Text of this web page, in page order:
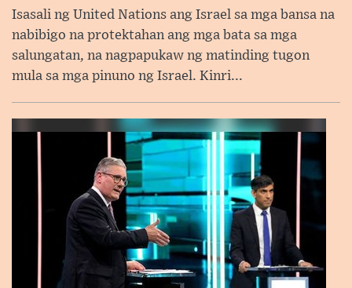
Isasali ng United Nations ang Israel sa mga bansa na
nabibigo na protektahan ang mga bata sa mga
salungatan, na nagpapukaw ng matinding tugon
mula sa mga pinuno ng Israel. Kinri...